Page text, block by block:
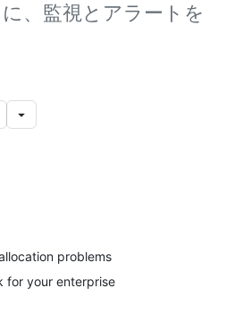
、監視とアラートを
problems
for your enterprise